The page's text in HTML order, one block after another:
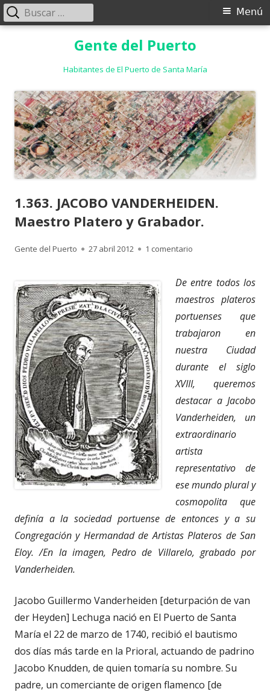
Gente del Puerto
Habitantes de El Puerto de Santa María
Menú
Menú
Buscar:
1.363. JACOBO VANDERHEIDEN.
Maestro Platero y Grabador.
Autor
Gente del Puerto
Publicado
27 abril 2012 1 comentario
De entre todos los
maestros plateros
portuenses que
trabajaron en
nuestra Ciudad
durante el siglo
XVIII, queremos
destacar a Jacobo
Vanderheiden, un
extraordinario
artista
representativo de
ese mundo plural y
cosmopolita que
definía a la sociedad portuense de entonces y a su
Congregación y Hermandad de Artistas Plateros de San
Eloy. /En la imagen, Pedro de Villarelo, grabado por
Vanderheiden.
Jacobo Guillermo Vanderheiden [deturpación de van
der Heyden] Lechuga nació en El Puerto de Santa
María el 22 de marzo de 1740, recibió el bautismo
dos días más tarde en la Prioral, actuando de padrino
Jacobo Knudden, de quien tomaría su nombre. Su
padre, un comerciante de origen flamenco [de